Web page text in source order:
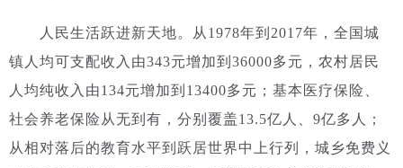
人民生活跃进新天地。从1978年到2017年，全国城
镇人均可支配收入由343元增加到36000多元，农村居民
人均纯收入由134元增加到13400多元；基本医疗保险、
社会养老保险从无到有，分别覆盖13.5亿人、9亿多人；
从相对落后的教育水平到跃居世界中上行列，城乡免费义